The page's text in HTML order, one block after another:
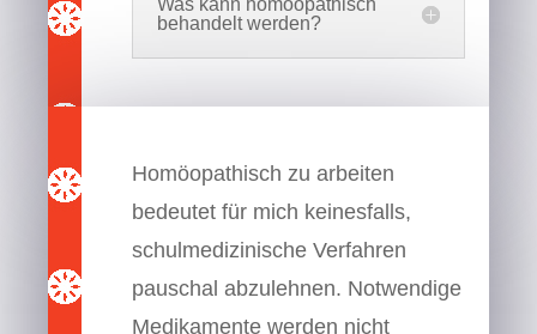
Was kann homöopathisch
behandelt werden?
Homöopathisch zu arbeiten
bedeutet für mich keinesfalls,
schulmedizinische Verfahren
pauschal abzulehnen. Notwendige
Medikamente werden nicht